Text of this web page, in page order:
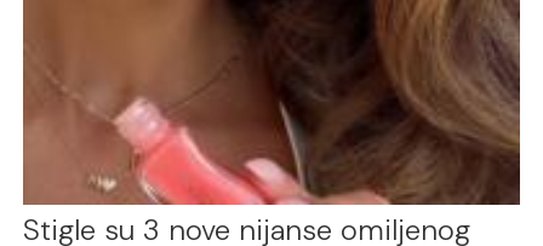
Stigle su 3 nove nijanse omiljenog